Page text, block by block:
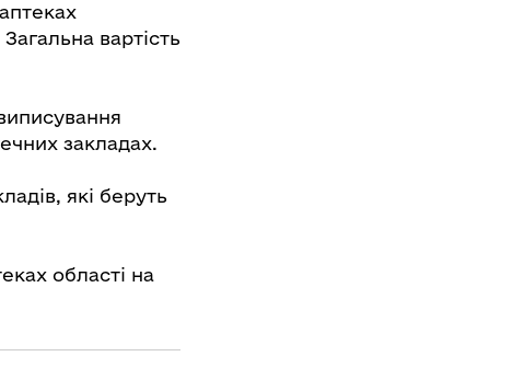
вартість
закладах.
які беруть
області на